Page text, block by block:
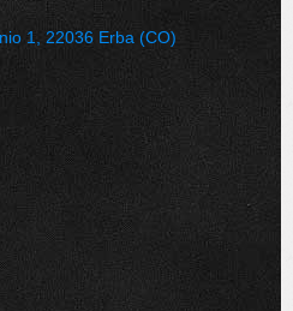
1, 22036 Erba (CO)